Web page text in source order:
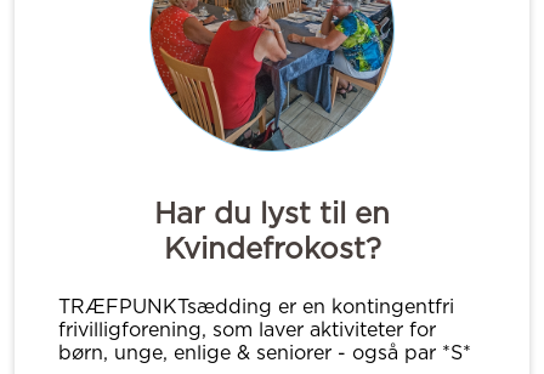
Har du lyst til en
Kvindefrokost?
TRÆFPUNKTsædding er en kontingentfri
frivilligforening, som laver aktiviteter for
børn, unge, enlige & seniorer - også par *S*